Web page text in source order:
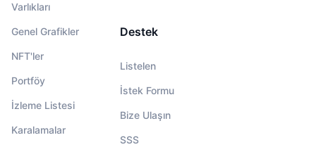
Varlıkları
Genel Grafikler
NFT'ler
Portföy
İzleme Listesi
Karalamalar
Destek
Listelen
İstek Formu
Bize Ulaşın
SSS